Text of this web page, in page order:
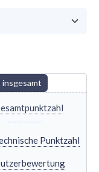
Punktzahl